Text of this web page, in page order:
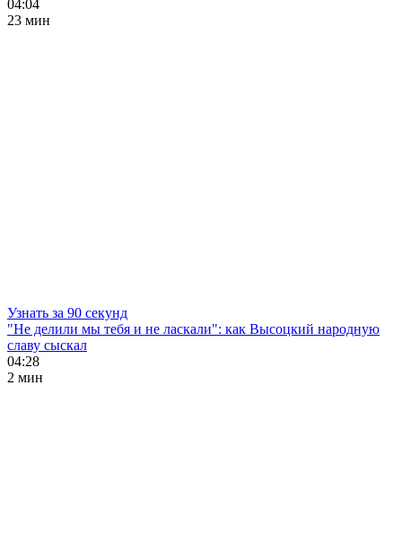
04:04
23 мин
Узнать за 90 секунд
"Не делили мы тебя и не ласкали": как Высоцкий народную
славу сыскал
04:28
2 мин